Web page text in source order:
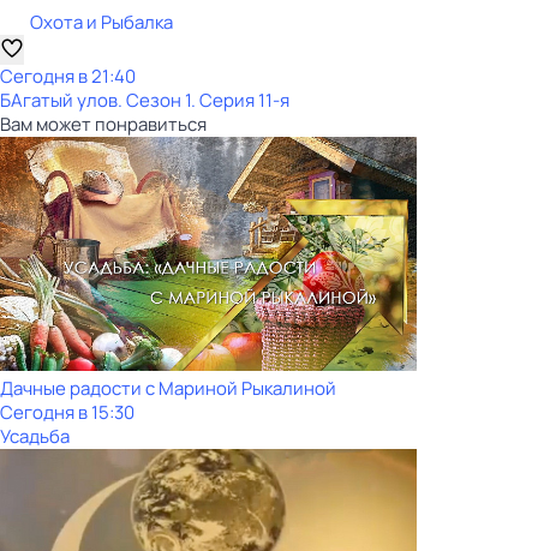
Охота и Рыбалка
Сегодня в 21:40
БАгатый улов. Сезон 1. Серия 11-я
Вам может понравиться
Дачные радости с Мариной Рыкалиной
Сегодня в 15:30
Усадьба